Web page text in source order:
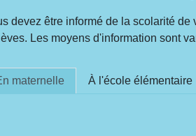
devez être informé de la scolarité
Les moyens d'information sont
maternelle À l'école élémentaire